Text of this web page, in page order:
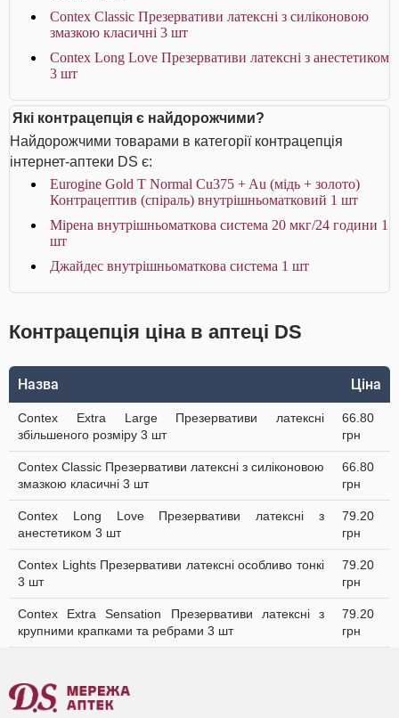
Contex Classic Презервативи латексні з силіконовою
змазкою класичні 3 шт
Contex Long Love Презервативи латексні з анестетиком
3 шт
Які контрацепція є найдорожчими?
Найдорожчими товарами в категорії контрацепція
інтернет-аптеки DS є:
Eurogine Gold T Normal Cu375 + Au (мідь + золото)
Контрацептив (спіраль) внутрішньоматковий 1 шт
Мірена внутрішньоматкова система 20 мкг/24 години 1
шт
Джайдес внутрішньоматкова система 1 шт
Контрацепція ціна в аптеці DS
Назва Ціна
Contex Extra Large Презервативи латексні
збільшеного розміру 3 шт
66.80
грн
Contex Classic Презервативи латексні з силіконовою
змазкою класичні 3 шт
66.80
грн
Contex Long Love Презервативи латексні з
анестетиком 3 шт
79.20
грн
Contex Lights Презервативи латексні особливо тонкі
3 шт
79.20
грн
Contex Extra Sensation Презервативи латексні з
крупними крапками та ребрами 3 шт
79.20
грн